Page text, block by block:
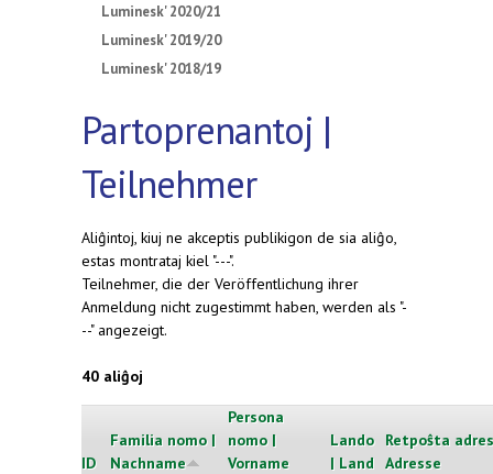
Luminesk' 2020/21
Luminesk' 2019/20
Luminesk' 2018/19
Partoprenantoj |
Teilnehmer
Aliĝintoj, kiuj ne akceptis publikigon de sia aliĝo,
estas montrataj kiel "---".
Teilnehmer, die der Veröffentlichung ihrer
Anmeldung nicht zugestimmt haben, werden als "-
--" angezeigt.
40 aliĝoj
ID
Familia nomo |
Nachname
Persona
nomo |
Vorname
Lando
| Land
Retpoŝta
Adresse